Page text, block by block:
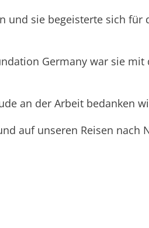
und sie begeisterte sich für
Germany war sie
an der Arbeit bedanken
auf unseren Reisen nach